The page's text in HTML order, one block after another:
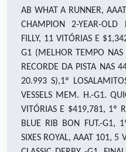
AB WHAT A RUNNER,
CHAMPION 2-YEAR-OLD
FILLY, 11 VITÓRIAS E
G1 (MELHOR TEMPO NAS
RECORDE DA PISTA NAS
20.993 S),1º
VESSELS MEM. H.-G1.
VITÓRIAS E $419,781, 1º
BLUE RIB BON FUT.-G1,
SIXES ROYAL, AAAT 101, 5